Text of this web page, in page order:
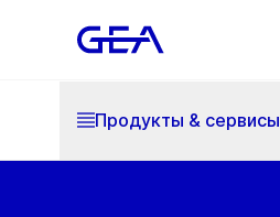
Продукты & cервисы